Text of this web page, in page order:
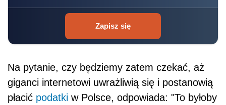
Zapisz się
Na pytanie, czy będziemy zatem czekać, aż
giganci internetowi uwrażliwią się i postanowią
płacić podatki w Polsce, odpowiada: "To byłoby